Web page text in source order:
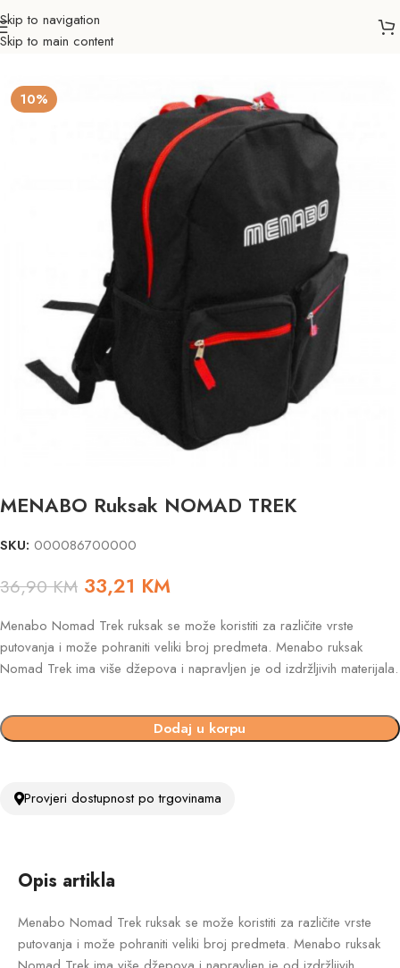
Skip to navigation
Skip to main content
Početna Auto nosači
10%
MENABO Ruksak NOMAD TREK
SKU: 000086700000
36,90KM 33,21 KM
Menabo Nomad Trek ruksak se može koristiti za različite vrste
putovanja i može pohraniti veliki broj predmeta. Menabo ruksak
Nomad Trek ima više džepova i napravljen je od izdržljivih materijala.
Dodaj u korpu
Provjeri dostupnost po trgovinama
Opis artikla
Menabo Nomad Trek ruksak se može koristiti za različite vrste
putovanja i može pohraniti veliki broj predmeta. Menabo ruksak